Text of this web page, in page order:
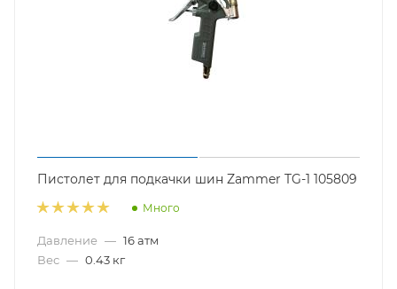
Пистолет для подкачки шин Zammer TG-1 105809
Много
Давление — 16 атм
Вес — 0.43 кг